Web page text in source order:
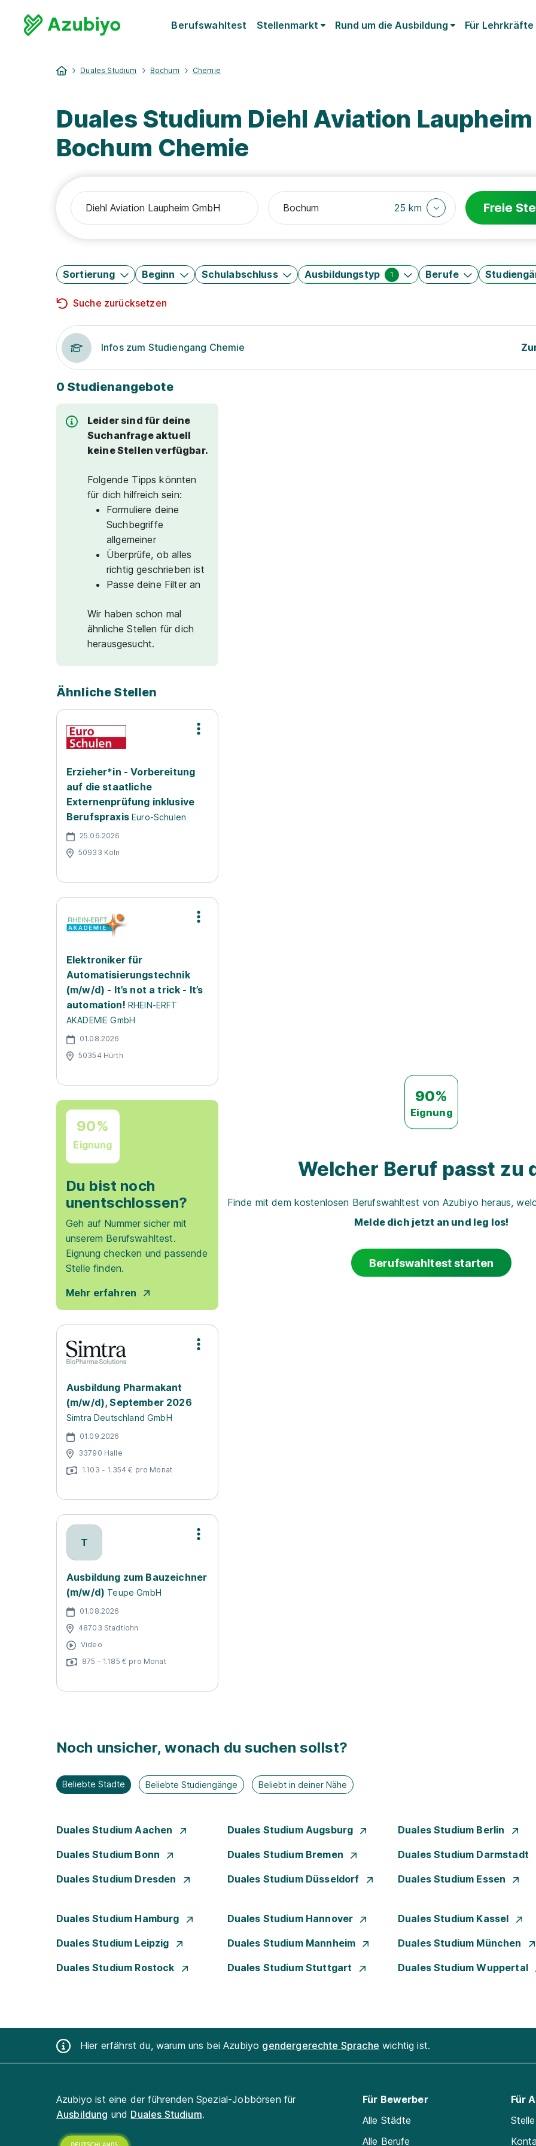
Berufswahltest Stellenmarkt Rund um die Ausbildung Für Lehrkräfte
Duales Studium Bochum Chemie
Duales Studium Diehl Aviation Laupheim
Bochum Chemie
25 km Freie
Sortierung Beginn Schulabschluss Ausbildungstyp 1 Berufe
Suche zurücksetzen
Infos zum Studiengang Chemie
0 Studienangebote
Leider sind für deine
Suchanfrage aktuell
keine Stellen verfügbar.
Folgende Tipps könnten
für dich hilfreich sein:
Formuliere deine
Suchbegriffe
allgemeiner
Überprüfe, ob alles
richtig geschrieben ist
Passe deine Filter an
Wir haben schon mal
ähnliche Stellen für dich
herausgesucht.
Ähnliche Stellen
Erzieher*in - Vorbereitung
auf die staatliche
Externenprüfung inklusive
Berufspraxis Euro-Schulen
25.06.2026
50933 Köln
Elektroniker für
Automatisierungstechnik
(m/w/d) - It’s not a trick - It’s
automation! RHEIN-ERFT
AKADEMIE GmbH
01.08.2026
50354 Hürth
90%
Eignung
Du bist noch
unentschlossen?
Geh auf Nummer sicher mit
unserem Berufswahltest.
Eignung checken und passende
Stelle finden.
Mehr erfahren
Ausbildung Pharmakant
(m/w/d), September 2026
Simtra Deutschland GmbH
01.09.2026
33790 Halle
1.103 - 1.354 € pro Monat
T
Ausbildung zum Bauzeichner
(m/w/d) Teupe GmbH
01.08.2026
48703 Stadtlohn
Video
875 - 1.185 € pro Monat
90%
Eignung
Welcher Beruf passt zu
Finde mit dem kostenlosen Berufswahltest von Azubiyo heraus,
Melde dich jetzt an und leg los!
Berufswahltest starten
Noch unsicher, wonach du suchen sollst?
Beliebte Städte Beliebte Studiengänge Beliebt in deiner Nähe
Duales Studium Aachen Duales Studium Augsburg Duales Studium Berlin
Duales Studium Bonn Duales Studium Bremen Duales Studium Darmstadt
Duales Studium Dresden Duales Studium Düsseldorf Duales Studium Essen
Duales Studium Hamburg Duales Studium Hannover Duales Studium Kassel
Duales Studium Leipzig Duales Studium Mannheim Duales Studium München
Duales Studium Rostock Duales Studium Stuttgart Duales Studium Wuppertal
Hier erfährst du, warum uns bei Azubiyo gendergerechte Sprache wichtig ist.
Azubiyo ist eine der führenden Spezial-Jobbörsen für
Ausbildung und Duales Studium.
Für Bewerber
Alle Städte
Alle Berufe
Für